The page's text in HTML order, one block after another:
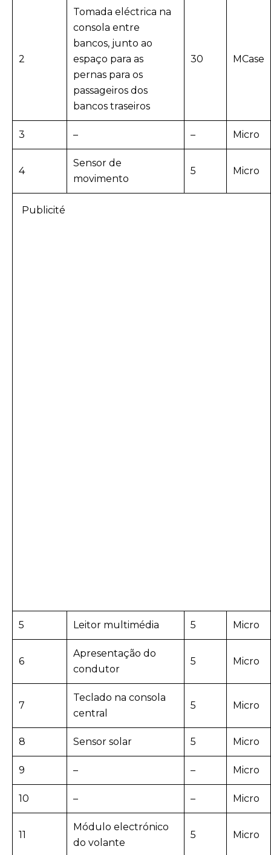
2
Tomada eléctrica na
consola entre
bancos, junto ao
espaço para as
pernas para os
passageiros dos
bancos traseiros
30 MCase
3 – – Micro
4
Sensor de
movimento
5 Micro
Publicité
5 Leitor multimédia 5 Micro
6
Apresentação do
condutor
5 Micro
7
Teclado na consola
central
5 Micro
8 Sensor solar 5 Micro
9 – – Micro
10 – – Micro
11
Módulo electrónico
do volante
5 Micro